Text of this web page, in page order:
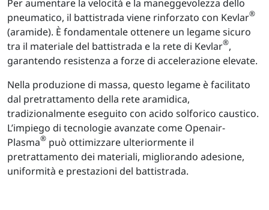
Per aumentare la velocità e la maneggevolezza dello
pneumatico, il battistrada viene rinforzato con Kevlar®
(aramide). È fondamentale ottenere un legame sicuro
tra il materiale del battistrada e la rete di Kevlar®,
garantendo resistenza a forze di accelerazione elevate.
Nella produzione di massa, questo legame è facilitato
dal pretrattamento della rete aramidica,
tradizionalmente eseguito con acido solforico caustico.
L’impiego di tecnologie avanzate come Openair-
Plasma® può ottimizzare ulteriormente il
pretrattamento dei materiali, migliorando adesione,
uniformità e prestazioni del battistrada.